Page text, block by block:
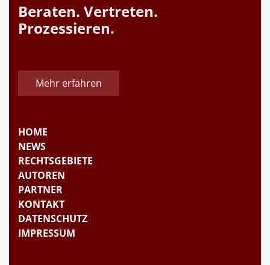
Beraten. Vertreten.
Prozessieren.
Mehr erfahren
HOME
NEWS
RECHTSGEBIETE
AUTOREN
PARTNER
KONTAKT
DATENSCHUTZ
IMPRESSUM